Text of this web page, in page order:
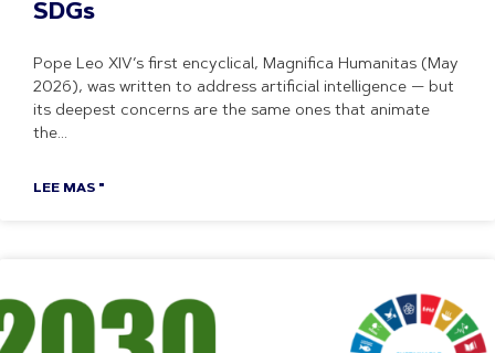
SDGs
Pope Leo XIV’s first encyclical, Magnifica Humanitas (May
2026), was written to address artificial intelligence — but
its deepest concerns are the same ones that animate
the
LEE MAS "